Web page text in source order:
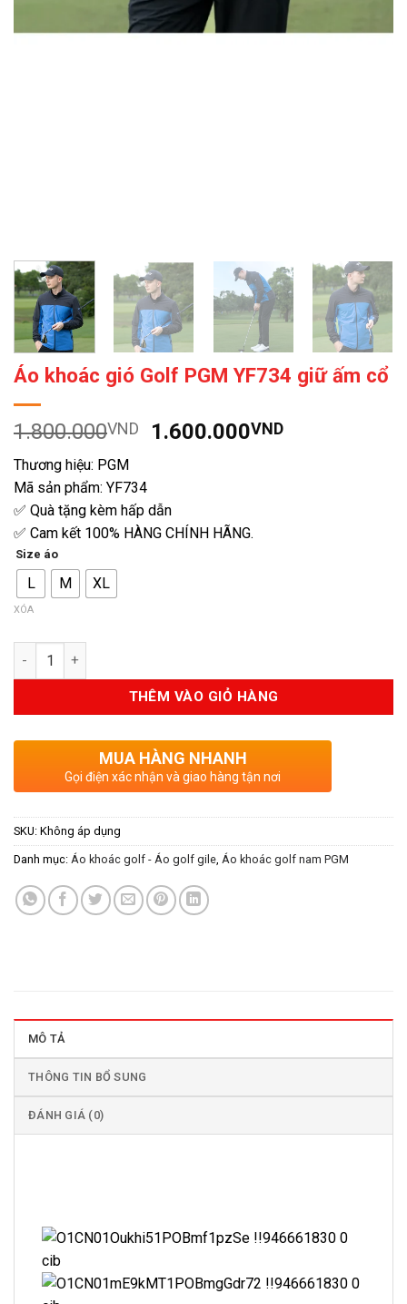
Áo khoác gió Golf PGM YF734 giữ ấm cổ
1.800.000VND
Giá
1.800.000VND.
1.600.000VNDGiá
Thương hiệu: PGM
Mã sản phẩm: YF734
✅ Quà tặng kèm hấp dẫn
✅ Cam kết 100% HÀNG CHÍNH HÃNG.
Size áo
L M XL
XÓA
Số lượng
THÊM VÀO GIỎ HÀNG
MUA HÀNG NHANH
Gọi điện xác nhận và giao hàng tận nơi
SKU: Không áp dụng
Danh mục: Áo khoác golf - Áo golf gile, Áo khoác golf nam PGM
MÔ TẢ
THÔNG TIN BỔ SUNG
ĐÁNH GIÁ (0)